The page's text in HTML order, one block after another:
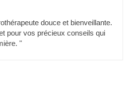
douce et bienveillante.
pour vos précieux conseils qui
"